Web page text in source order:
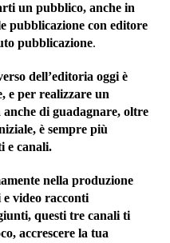
un pubblico, anche in
pubblicazione con editore
pubblicazione.
dell’editoria oggi è
e per realizzare un
di guadagnare, oltre
è sempre più
e canali.
nella produzione
video racconti
questi tre canali ti
accrescere la tua